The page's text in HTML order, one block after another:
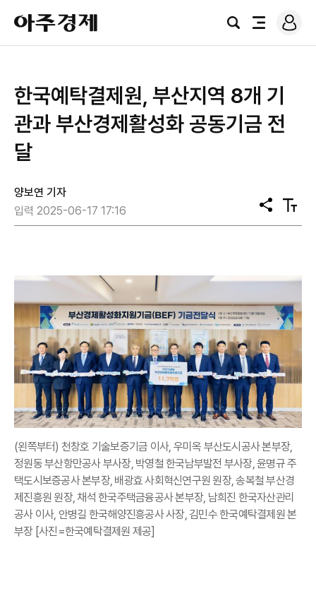
아
주
경
검
전
로
그
한국예탁결제원, 부산지역 8개 기
관과 부산경제활성화 공동기금 전
달
양보연 기자
입력 2025-06-17 17:16
공
유
텍
스
(왼쪽부터) 천창호 기술보증기금 이사, 우미옥 부산도시공사 본부장,
정원동 부산항만공사 부사장, 박영철 한국남부발전 부사장, 윤명규 주
택도시보증공사 본부장, 배광효 사회혁신연구원 원장, 송복철 부산경
제진흥원 원장, 채석 한국주택금융공사 본부장, 남희진 한국자산관리
공사 이사, 안병길 한국해양진흥공사 사장, 김민수 한국예탁결제원 본
부장 [사진=한국예탁결제원 제공]